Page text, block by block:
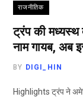
राजनीतिक
ट्रंप की मध्यस्थ
नाम गायब, अब
BY DIGI_HIN
Highlights ट्रंप ने